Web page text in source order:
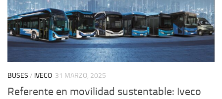
BUSES / IVECO 31 MARZO, 2025
Referente en movilidad sustentable: Iveco